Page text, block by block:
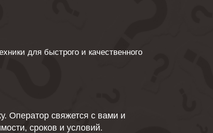
для быстрого и качественного
Оператор свяжется с вами и
сроков и условий.